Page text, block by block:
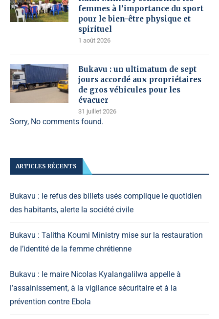
femmes à l’importance du sport
pour le bien-être physique et
spirituel
1 août 2026
Bukavu : un ultimatum de sept
jours accordé aux propriétaires
de gros véhicules pour les
évacuer
31 juillet 2026
Sorry, No comments found.
ARTICLES RÉCENTS
Bukavu : le refus des billets usés complique le quotidien
des habitants, alerte la société civile
Bukavu : Talitha Koumi Ministry mise sur la restauration
de l’identité de la femme chrétienne
Bukavu : le maire Nicolas Kyalangalilwa appelle à
l’assainissement, à la vigilance sécuritaire et à la
prévention contre Ebola